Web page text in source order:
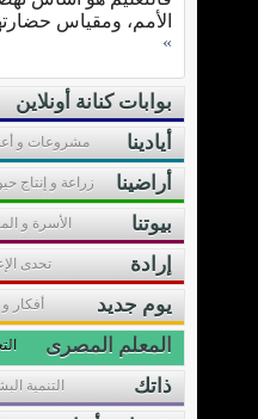
الأمم، ومقياس
»
بوابات كنانة أونلاين
أيادينا
مشروعات و
أراضينا زراعة و إنتاج
بيوتنا الأسرة و
إرادة تحدى
يوم جديد أفكار و
المعلم المصرى
ذاتك التنمية